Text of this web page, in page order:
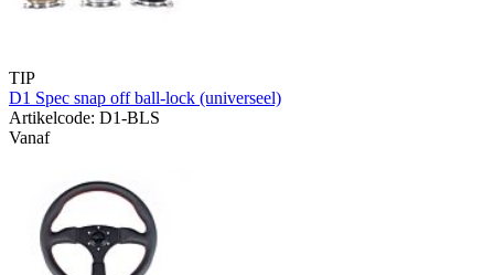
TIP
D1 Spec snap off ball-lock (universeel)
Artikelcode: D1-BLS
Vanaf